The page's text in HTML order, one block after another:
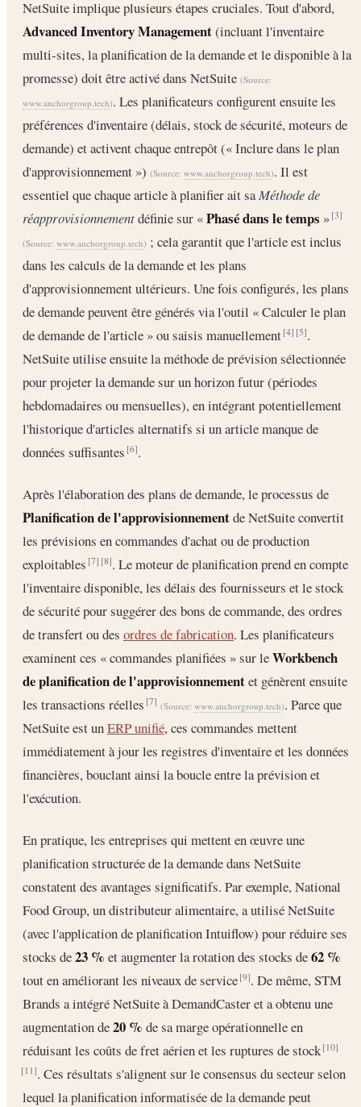
NetSuite implique plusieurs étapes cruciales. Tout d'abord,
Advanced Inventory Management(incluant l'inventaire
multi-sites, la planification de la demande et le disponible à la
promesse) doit être activé dans NetSuite (Source:
www.anchorgroup.tech). Les planificateurs configurent ensuite les
préférences d'inventaire (délais, stock de sécurité, moteurs de
demande) et activent chaque entrepôt (« Inclure dans le plan
d'approvisionnement ») (Source: www.anchorgroup.tech). Il est
essentiel que chaque article à planifier ait saMéthode de
réapprovisionnementdéfinie sur «Phasé dans le temps »[3]
(Source: www.anchorgroup.tech) ; cela garantit que l'article est inclus
dans les calculs de la demande et les plans
d'approvisionnement ultérieurs. Une fois configurés, les plans
de demande peuvent être générés via l'outil « Calculer le plan
de demande de l'article » ou saisis manuellement[4] [5].
NetSuite utilise ensuite la méthode de prévision sélectionnée
pour projeter la demande sur un horizon futur (périodes
hebdomadaires ou mensuelles), en intégrant potentiellement
l'historique d'articles alternatifs si un article manque de
données suffisantes[6].
Après l'élaboration des plans de demande, le processus de
Planification de l'approvisionnementde NetSuite convertit
les prévisions en commandes d'achat ou de production
exploitables[7] [8]. Le moteur de planification prend en compte
l'inventaire disponible, les délais des fournisseurs et le stock
de sécurité pour suggérer des bons de commande, des ordres
de transfert ou des ordres de fabrication. Les planificateurs
examinent ces « commandes planifiées » sur leWorkbench
de planification de l'approvisionnementet génèrent ensuite
les transactions réelles[7] (Source: www.anchorgroup.tech). Parce que
NetSuite est unERP unifié, ces commandes mettent
immédiatement à jour les registres d'inventaire et les données
financières, bouclant ainsi la boucle entre la prévision et
l'exécution.
En pratique, les entreprises qui mettent en œuvre une
planification structurée de la demande dans NetSuite
constatent des avantages significatifs. Par exemple, National
Food Group, un distributeur alimentaire, a utilisé NetSuite
(avec l'application de planification Intuiflow) pour réduire ses
stocks de23 % et augmenter la rotation des stocks de62 %
tout en améliorant les niveaux de service[9]. De même, STM
Brands a intégré NetSuite à DemandCaster et a obtenu une
augmentation de20 % de sa marge opérationnelle en
réduisant les coûts de fret aérien et les ruptures de stock[10]
[11]. Ces résultats s'alignent sur le consensus du secteur selon
lequel la planification informatisée de la demande peut